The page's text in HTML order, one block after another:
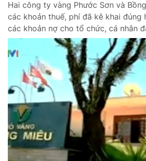
Hai công ty vàng Phước Sơn và
các khoản thuế, phí đã kê khai đúng
các khoản nợ cho tổ chức, cá nhân